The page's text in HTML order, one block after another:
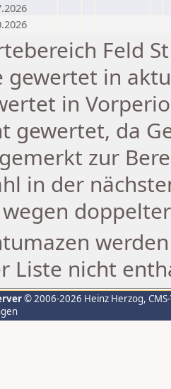
Feld
gewertet in
in
gewertet, da
zur
in der
Liste nicht
© 2006-2026 Heinz Herzog,